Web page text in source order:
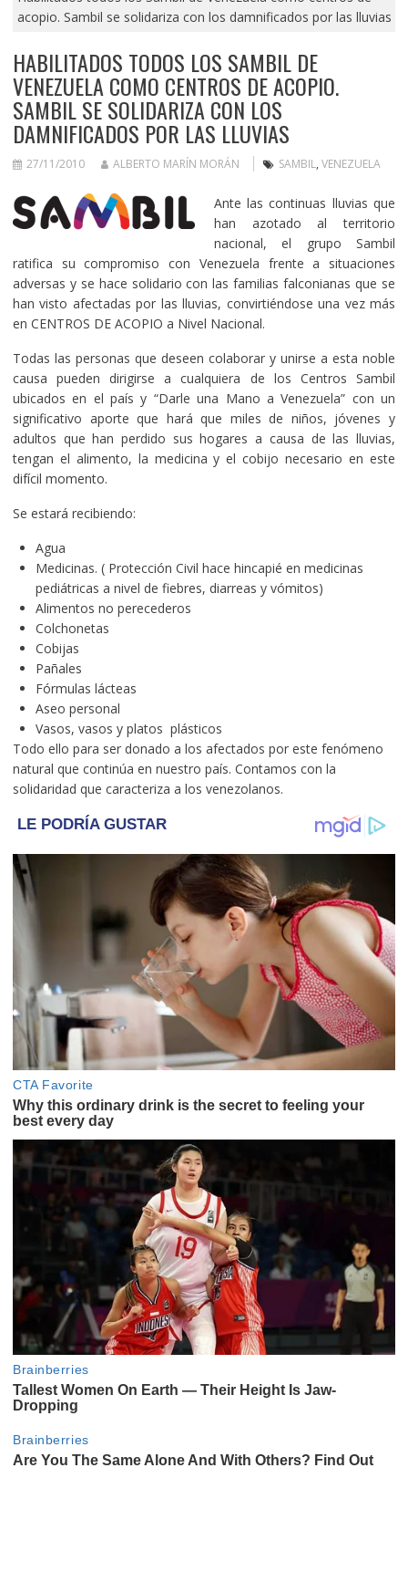
acopio. Sambil se solidariza con los damnificados por las lluvias
HABILITADOS TODOS LOS SAMBIL DE
VENEZUELA COMO CENTROS DE ACOPIO.
SAMBIL SE SOLIDARIZA CON LOS
DAMNIFICADOS POR LAS LLUVIAS
27/11/2010 ALBERTO MARÍN MORÁN SAMBIL, VENEZUELA
Ante las continuas lluvias que
han azotado al territorio
nacional, el grupo Sambil
ratifica su compromiso con Venezuela frente a situaciones
adversas y se hace solidario con las familias falconianas que se
han visto afectadas por las lluvias, convirtiéndose una vez más
en CENTROS DE ACOPIO a Nivel Nacional.
Todas las personas que deseen colaborar y unirse a esta noble
causa pueden dirigirse a cualquiera de los Centros Sambil
ubicados en el país y “Darle una Mano a Venezuela” con un
significativo aporte que hará que miles de niños, jóvenes y
adultos que han perdido sus hogares a causa de las lluvias,
tengan el alimento, la medicina y el cobijo necesario en este
difícil momento.
Se estará recibiendo:
Agua
Medicinas. ( Protección Civil hace hincapié en medicinas
pediátricas a nivel de fiebres, diarreas y vómitos)
Alimentos no perecederos
Colchonetas
Cobijas
Pañales
Fórmulas lácteas
Aseo personal
Vasos, vasos y platos plásticos
Todo ello para ser donado a los afectados por este fenómeno
natural que continúa en nuestro país. Contamos con la
solidaridad que caracteriza a los venezolanos.